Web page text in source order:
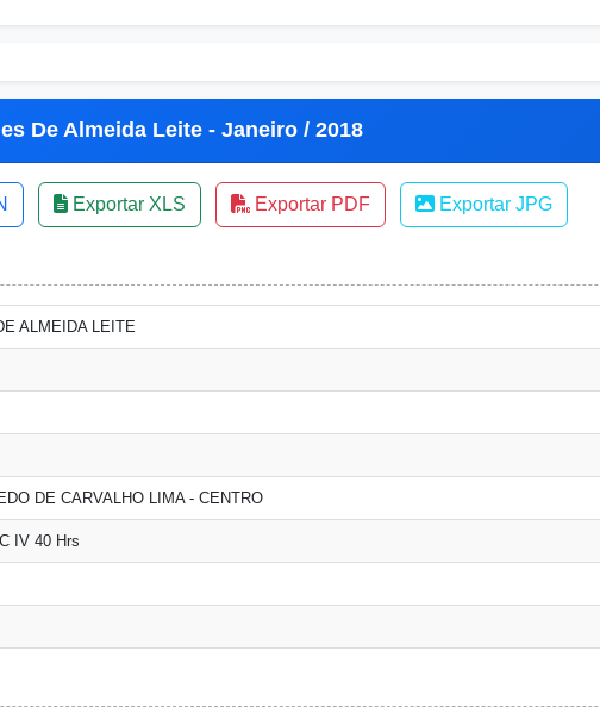
De Almeida Leite - Janeiro / 2018
Exportar XLS Exportar PDF Exportar JPG
ALMEIDA LEITE
DE CARVALHO LIMA - CENTRO
IV 40 Hrs